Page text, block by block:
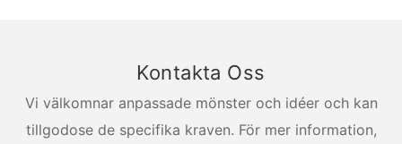
Kontakta Oss
Vi välkomnar anpassade mönster och idéer och kan
tillgodose de specifika kraven. För mer information,